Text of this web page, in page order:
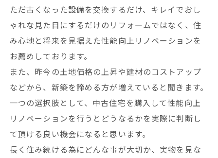
ただ古くなった設備を交換するだけ、キレイでおし
ゃれな見た目にするだけのリフォームではなく、住
み心地と将来を見据えた性能向上リノベーションを
お薦めしております。
また、昨今の土地価格の上昇や建材のコストアップ
などから、新築を諦める方が増えていると聞きます。
一つの選択肢として、中古住宅を購入して性能向上
リノベーションを行うとどうなるかを実際に判断し
て頂ける良い機会になると思います。
長く住み続ける為にどんな事が大切か、実物を見な